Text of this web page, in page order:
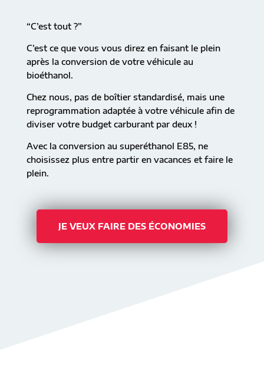
“C’est tout ?”
C’est ce que vous vous direz en faisant le plein
après la conversion de votre véhicule au
bioéthanol.
Chez nous, pas de boîtier standardisé, mais une
reprogrammation adaptée à votre véhicule afin de
diviser votre budget carburant par deux !
Avec la conversion au superéthanol E85, ne
choisissez plus entre partir en vacances et faire le
plein.
JE VEUX FAIRE DES ÉCONOMIES